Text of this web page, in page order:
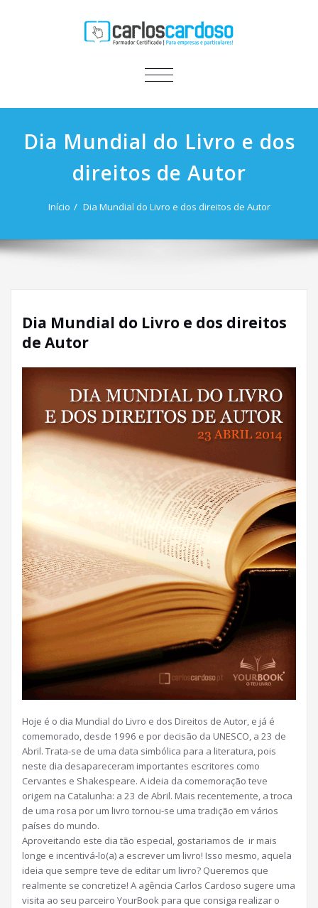
ALTERNAR
Dia Mundial do Livro e dos
direitos de Autor
Início Dia Mundial do Livro e dos direitos de Autor
Dia Mundial do Livro e dos direitos
de Autor
Hoje é o dia Mundial do Livro e dos Direitos de Autor, e já é
comemorado, desde 1996 e por decisão da UNESCO, a 23 de
Abril. Trata-se de uma data simbólica para a literatura, pois
neste dia desapareceram importantes escritores como
Cervantes e Shakespeare. A ideia da comemoração teve
origem na Catalunha: a 23 de Abril. Mais recentemente, a troca
de uma rosa por um livro tornou-se uma tradição em vários
países do mundo.
Aproveitando este dia tão especial, gostariamos de ir mais
longe e incentivá-lo(a) a escrever um livro! Isso mesmo, aquela
ideia que sempre teve de editar um livro? Queremos que
realmente se concretize! A agência Carlos Cardoso sugere uma
visita ao seu parceiro YourBook para que consiga realizar o